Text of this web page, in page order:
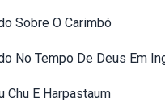
Sobre O Carimbó
No Tempo De Deus Em
Chu E Harpastaum